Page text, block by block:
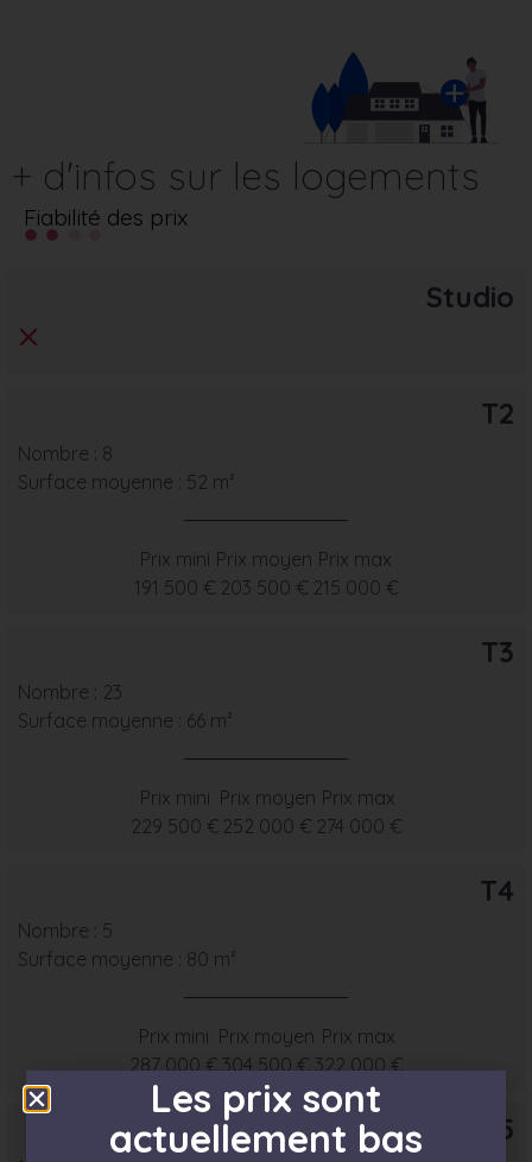
+ d'infos sur les logements
Fiabilité des prix
Studio
T2
Nombre : 8
Surface moyenne : 52 m²
Prix mini
191 500 €
Prix moyen
203 500 €
Prix max
215 000 €
T3
Nombre : 23
Surface moyenne : 66 m²
Prix mini
229 500 €
Prix moyen
252 000 €
Prix max
274 000 €
T4
Nombre : 5
Surface moyenne : 80 m²
Prix mini
287 000 €
Prix moyen
304 500 €
Prix max
322 000 €
T5
Les prix sont
actuellement bas